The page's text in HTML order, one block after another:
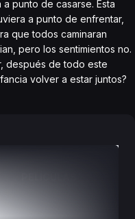
punto de casarse. Esta
a punto de enfrentar,
que todos caminaran
pero los sentimientos no.
después de todo este
volver a estar juntos?